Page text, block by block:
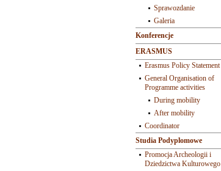
Sprawozdanie
Galeria
Konferencje
ERASMUS
Erasmus Policy Statement
General Organisation of
Programme activities
During mobility
After mobility
Coordinator
Studia Podyplomowe
Promocja Archeologii i
Dziedzictwa Kulturowego